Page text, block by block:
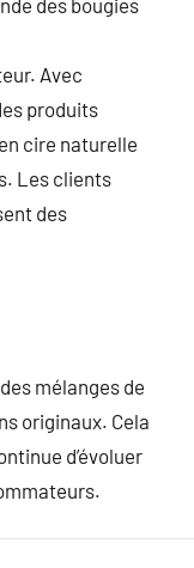
Avec
produits
cire naturelle
Les clients
des
mélanges de
originaux. Cela
d’évoluer